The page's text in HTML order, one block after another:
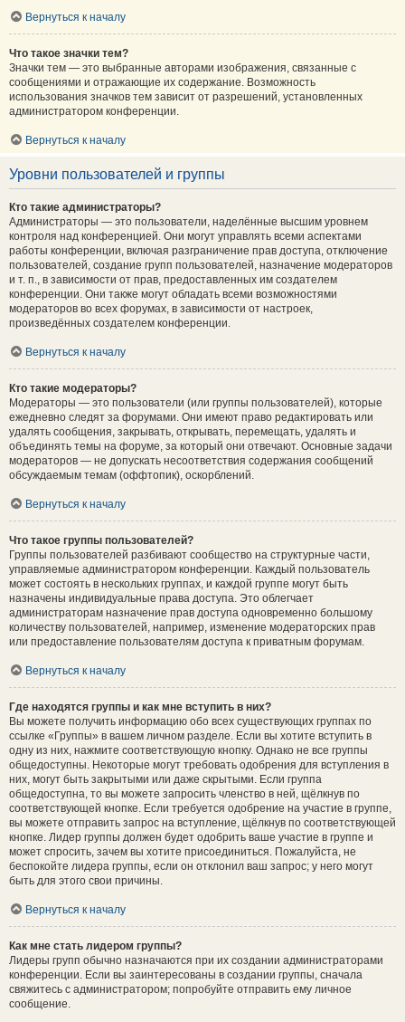
Вернуться к началу
Что такое значки тем?
Значки тем — это выбранные авторами изображения, связанные с
сообщениями и отражающие их содержание. Возможность
использования значков тем зависит от разрешений, установленных
администратором конференции.
Вернуться к началу
Уровни пользователей и группы
Кто такие администраторы?
Администраторы — это пользователи, наделённые высшим уровнем
контроля над конференцией. Они могут управлять всеми аспектами
работы конференции, включая разграничение прав доступа, отключение
пользователей, создание групп пользователей, назначение модераторов
и т. п., в зависимости от прав, предоставленных им создателем
конференции. Они также могут обладать всеми возможностями
модераторов во всех форумах, в зависимости от настроек,
произведённых создателем конференции.
Вернуться к началу
Кто такие модераторы?
Модераторы — это пользователи (или группы пользователей), которые
ежедневно следят за форумами. Они имеют право редактировать или
удалять сообщения, закрывать, открывать, перемещать, удалять и
объединять темы на форуме, за который они отвечают. Основные задачи
модераторов — не допускать несоответствия содержания сообщений
обсуждаемым темам (оффтопик), оскорблений.
Вернуться к началу
Что такое группы пользователей?
Группы пользователей разбивают сообщество на структурные части,
управляемые администратором конференции. Каждый пользователь
может состоять в нескольких группах, и каждой группе могут быть
назначены индивидуальные права доступа. Это облегчает
администраторам назначение прав доступа одновременно большому
количеству пользователей, например, изменение модераторских прав
или предоставление пользователям доступа к приватным форумам.
Вернуться к началу
Где находятся группы и как мне вступить в них?
Вы можете получить информацию обо всех существующих группах по
ссылке «Группы» в вашем личном разделе. Если вы хотите вступить в
одну из них, нажмите соответствующую кнопку. Однако не все группы
общедоступны. Некоторые могут требовать одобрения для вступления в
них, могут быть закрытыми или даже скрытыми. Если группа
общедоступна, то вы можете запросить членство в ней, щёлкнув по
соответствующей кнопке. Если требуется одобрение на участие в группе,
вы можете отправить запрос на вступление, щёлкнув по соответствующей
кнопке. Лидер группы должен будет одобрить ваше участие в группе и
может спросить, зачем вы хотите присоединиться. Пожалуйста, не
беспокойте лидера группы, если он отклонил ваш запрос; у него могут
быть для этого свои причины.
Вернуться к началу
Как мне стать лидером группы?
Лидеры групп обычно назначаются при их создании администраторами
конференции. Если вы заинтересованы в создании группы, сначала
свяжитесь с администратором; попробуйте отправить ему личное
сообщение.